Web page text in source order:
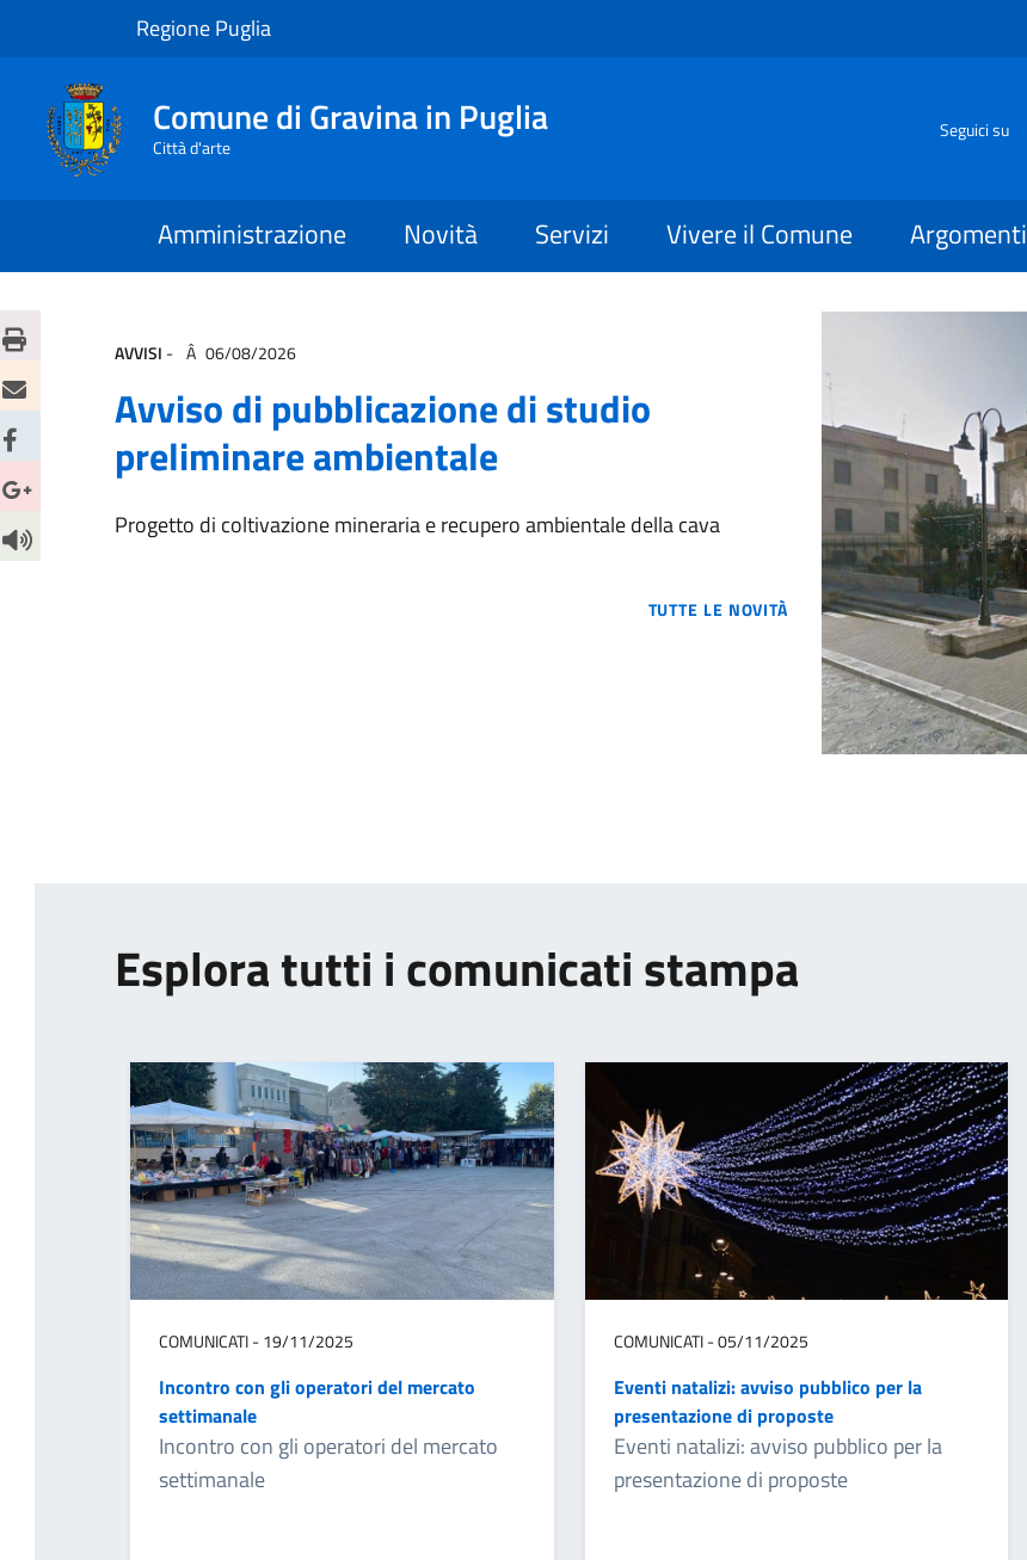
Regione Puglia
Comune di Gravina in Puglia
Città d'arte
Seguici su
Amministrazione Novità Servizi Vivere il Comune Argomenti
AVVISI - 06/08/2026
Avviso di pubblicazione di studio
preliminare ambientale
Progetto di coltivazione mineraria e recupero ambientale della cava
TUTTE LE NOVITÀ
Esplora tutti i comunicati stampa
COMUNICATI - 19/11/2025
Incontro con gli operatori del mercato
settimanale
Incontro con gli operatori del mercato
settimanale
COMUNICATI - 05/11/2025
Eventi natalizi: avviso pubblico per la
presentazione di proposte
Eventi natalizi: avviso pubblico per la
presentazione di proposte